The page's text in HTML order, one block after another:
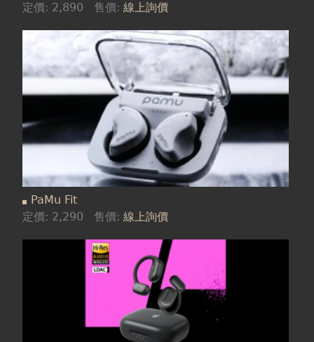
定價: 2,890 售價:線上詢價
PaMu Fit
定價: 2,290 售價:線上詢價